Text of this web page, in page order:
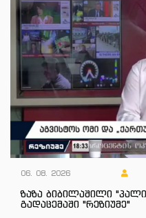
06. 08. 2026
ზაზა ბიბილაშილი
გადაცემაში "რეზიუმე"